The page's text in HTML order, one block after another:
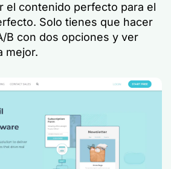
el contenido perfecto para el
Solo tienes que hacer
B con dos opciones y ver
mejor.